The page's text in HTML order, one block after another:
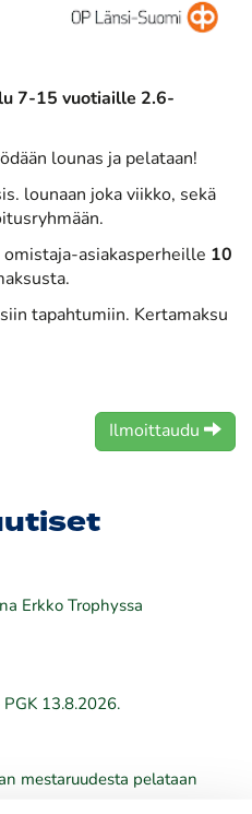
7-15 vuotiaille 2.6-
lounas ja pelataan!
lounaan joka viikko, sekä
asiakasperheille 10
tapahtumiin. Kertamaksu
Ilmoittaudu
Erkko Trophyssa
13.8.2026.
mestaruudesta pelataan